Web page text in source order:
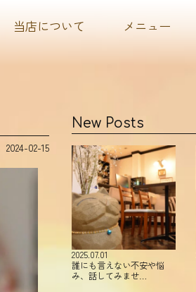
当店について メニュー
2024-02-15
New Posts
2025.07.01
誰にも言えない不安や悩
み、話してみませ…